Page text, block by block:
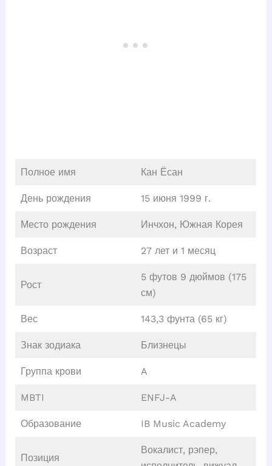
Полное имя Кан Ёсан
День рождения 15 июня 1999 г.
Место рождения Инчхон, Южная Корея
Возраст 27 лет и 1 месяц
Рост
5 футов 9 дюймов (175
см)
Вес 143,3 фунта (65 кг)
Знак зодиака Близнецы
Группа крови A
MBTI ENFJ-A
Образование IB Music Academy
Позиция
Вокалист, рэпер,